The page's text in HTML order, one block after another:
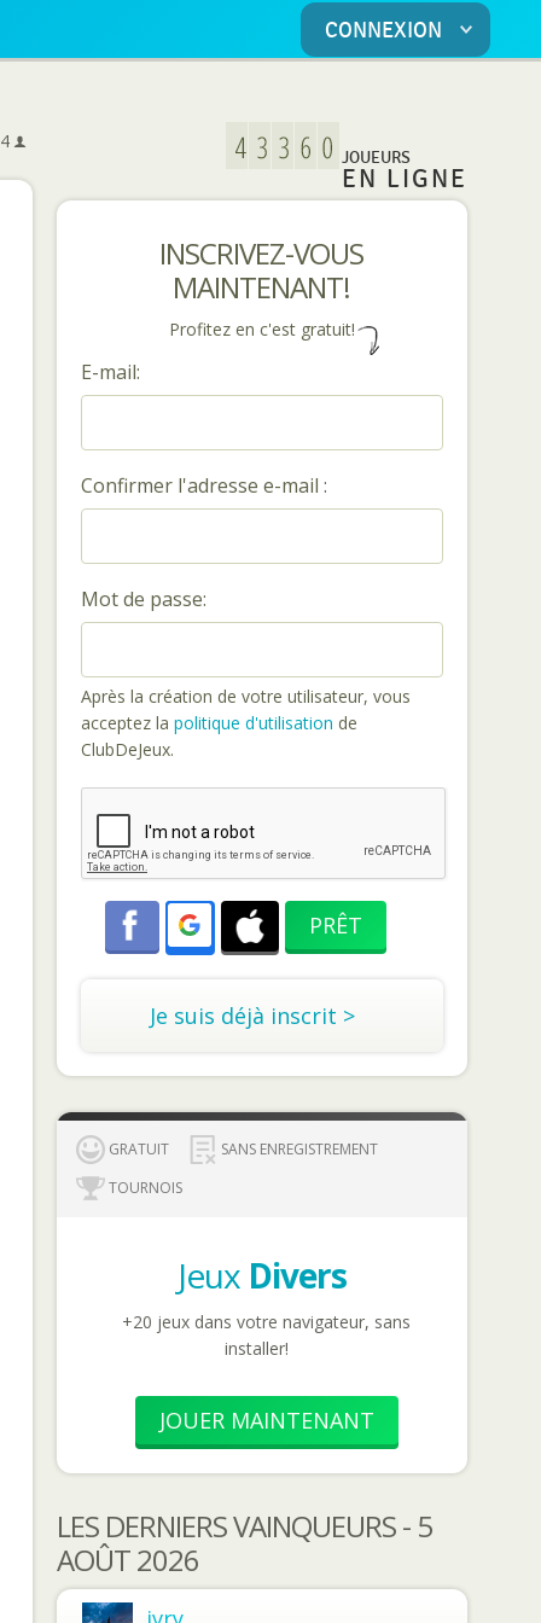
CONNEXION
5
4
JOUEURS
EN LIGNE
INSCRIVEZ-VOUS
MAINTENANT!
Profitez en c'est gratuit!
E-mail:
Confirmer l'adresse e-mail :
Mot de passe:
Après la création de votre utilisateur, vous
acceptez la politique d'utilisation de
ClubDeJeux.
Je suis déjà inscrit >
GRATUIT
SANS ENREGISTREMENT
TOURNOIS
Jeux Divers
+20 jeux dans votre navigateur, sans
installer!
JOUER MAINTENANT
LES DERNIERS VAINQUEURS - 5
AOÛT 2026